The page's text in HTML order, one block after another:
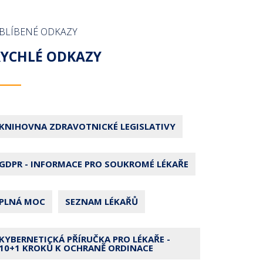
ODKAZY
ODKAZY
ZDRAVOTNICKÉ LEGISLATIVY
- INFORMACE PRO SOUKROMÉ LÉKAŘE
MOC SEZNAM LÉKAŘŮ
PŘÍRUČKA PRO LÉKAŘE -
KROKŮ K OCHRANĚ ORDINACE